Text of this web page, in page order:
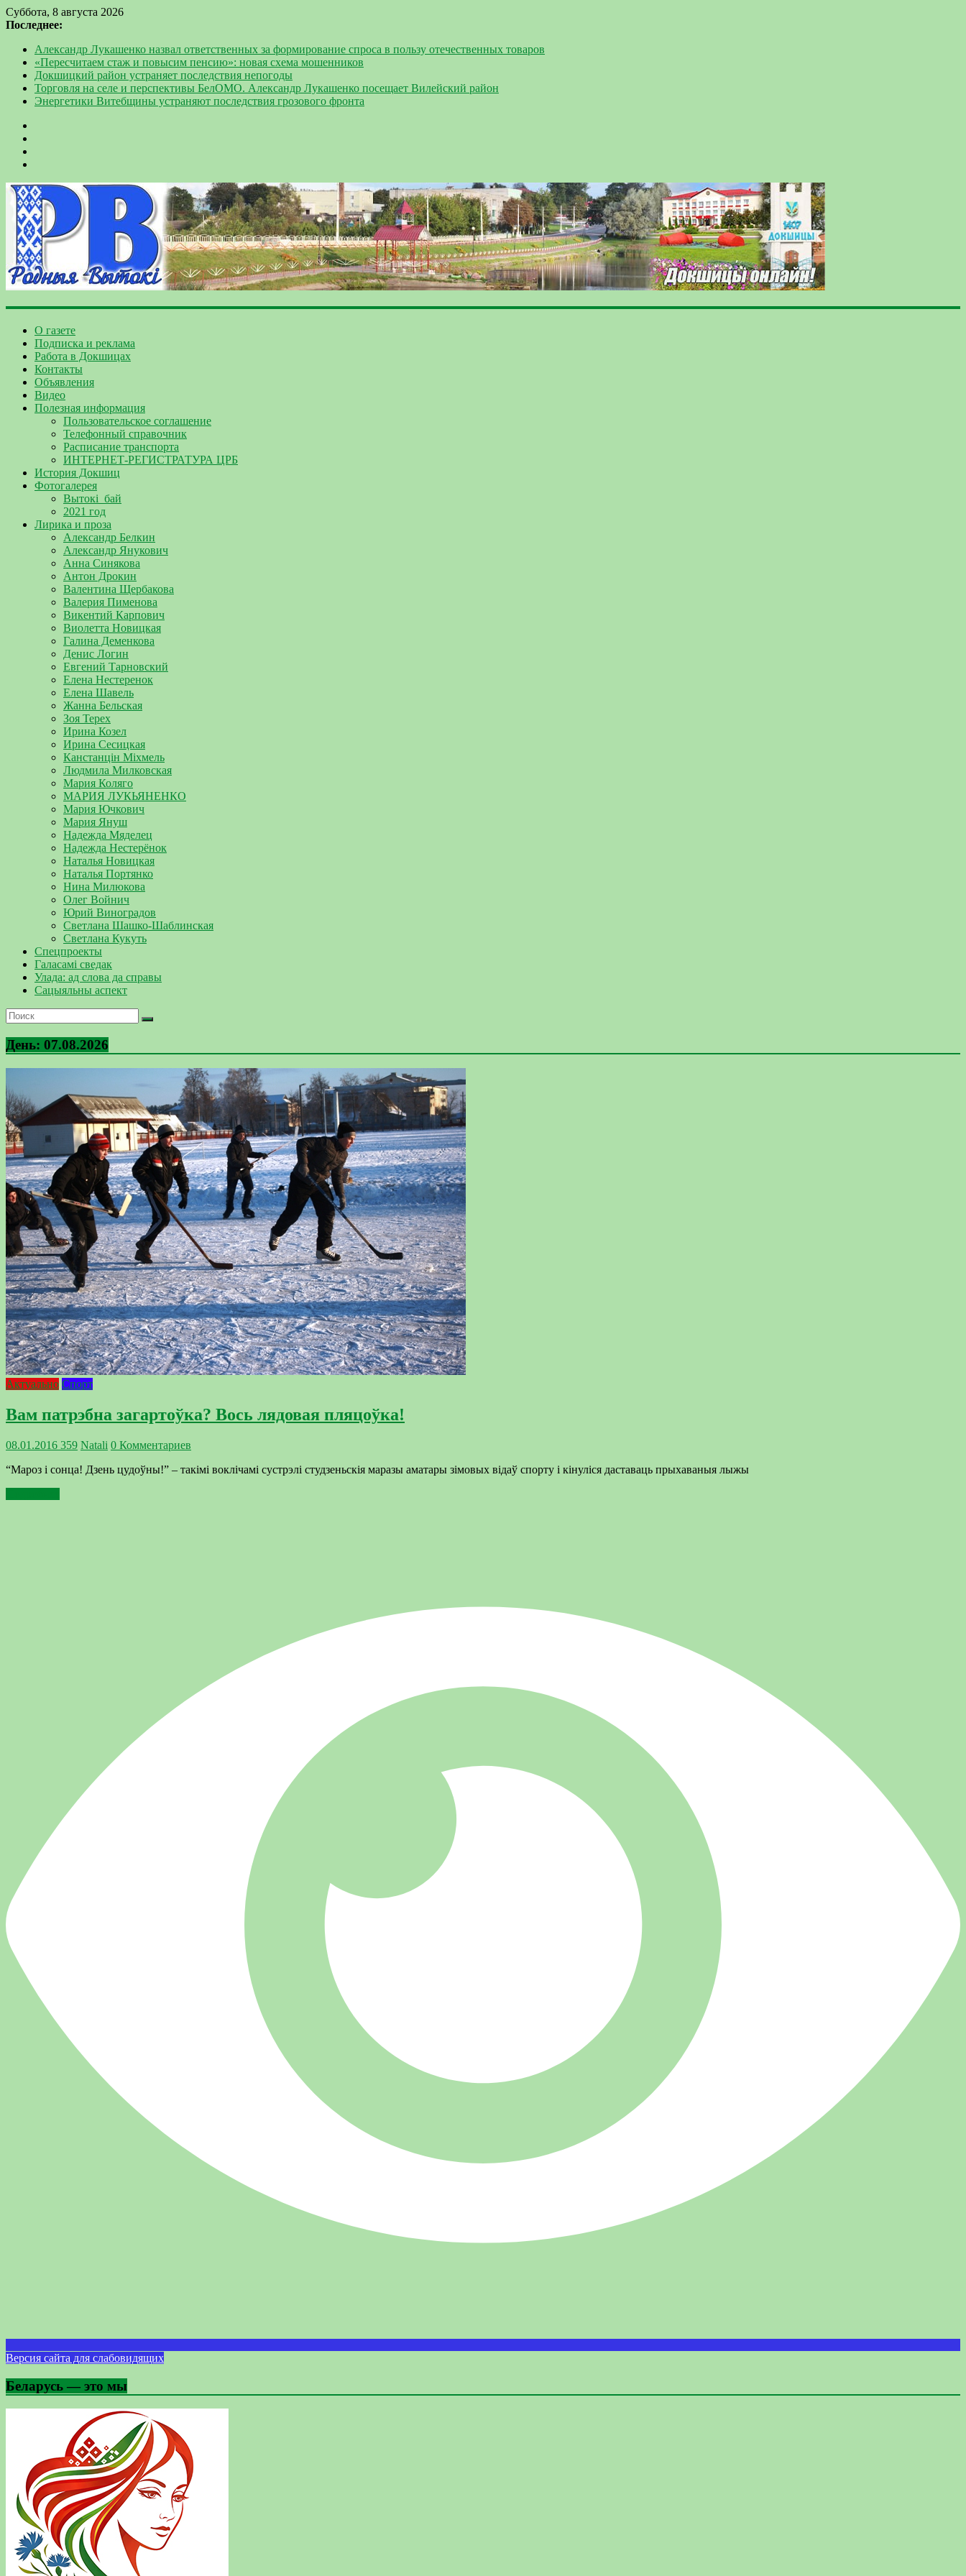
Суббота, 8 августа 2026
Последнее:
Александр Лукашенко назвал ответственных за формирование спроса в пользу отечественных товаров
«Пересчитаем стаж и повысим пенсию»: новая схема мошенников
Докшицкий район устраняет последствия непогоды
Торговля на селе и перспективы БелОМО. Александр Лукашенко посещает Вилейский район
Энергетики Витебщины устраняют последствия грозового фронта
О газете
Подписка и реклама
Работа в Докшицах
Контакты
Объявления
Видео
Полезная информация
Пользовательское соглашение
Телефонный справочник
Расписание транспорта
ИНТЕРНЕТ-РЕГИСТРАТУРА ЦРБ
История Докшиц
Фотогалерея
Вытокі_бай
2021 год
Лирика и проза
Александр Белкин
Александр Янукович
Анна Синякова
Антон Дрокин
Валентина Щербакова
Валерия Пименова
Викентий Карпович
Виолетта Новицкая
Галина Деменкова
Денис Логин
Евгений Тарновский
Елена Нестеренок
Елена Шавель
Жанна Бельская
Зоя Терех
Ирина Козел
Ирина Сесицкая
Канстанцін Міхмель
Людмила Милковская
Мария Коляго
МАРИЯ ЛУКЬЯНЕНКО
Мария Ючкович
Мария Януш
Надежда Мяделец
Надежда Нестерёнок
Наталья Новицкая
Наталья Портянко
Нина Милюкова
Олег Войнич
Юрий Виноградов
Светлана Шашко-Шаблинская
Светлана Кукуть
Спецпроекты
Галасамі сведак
Улада: ад слова да справы
Сацыяльны аспект
День: 07.08.2026
Актуально Спорт
Вам патрэбна загартоўка? Вось лядовая пляцоўка!
08.01.2016 359 Natali 0 Комментариев
“Мароз і сонца! Дзень цудоўны!” – такімі воклічамі сустрэлі студзеньскія маразы аматары зімовых відаў спорту і кінуліся даставаць прыхаваныя лыжы
Версия сайта для слабовидящих
Беларусь — это мы